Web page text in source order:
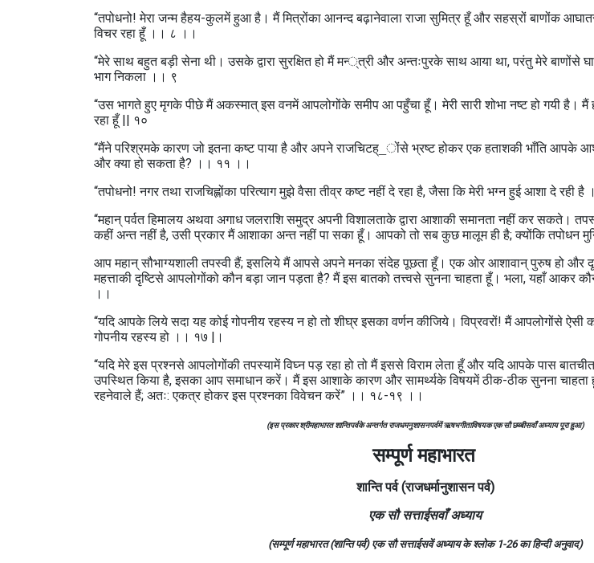
“तपोधनो! मेरा जन्म हैहय-कुलमें हुआ है। मैं मित्रोंका आनन्द बढ़ानेवाला राजा सुमित्र हूँ और सहस्रों बाणोंक
विचर रहा हूँ ।। ८ ।।
“मेरे साथ बहुत बड़ी सेना थी। उसके द्वारा सुरक्षित हो मैं मन्‍्त्री और अन्तःपुरके साथ आया था, परंतु मेरे बाणोंसे
भाग निकला ।। ९
“उस भागते हुए मृगके पीछे मैं अकस्मात्‌ इस वनमें आपलोगोंके समीप आ पहुँचा हूँ। मेरी सारी शोभा नष्ट हो गयी है। मैं
रहा हूँ || १०
“मैंने परिश्रमके कारण जो इतना कष्ट पाया है और अपने राजचिटह्_ोंसे भ्रष्ट होकर एक हताशकी भाँति आपके
और क्‍या हो सकता है? ।। ११ ।।
“तपोधनो! नगर तथा राजचिह्लोंका परित्याग मुझे वैसा तीव्र कष्ट नहीं दे रहा है, जैसा कि मेरी भग्न हुई आशा दे रही
“महान्‌ पर्वत हिमालय अथवा अगाध जलराशि समुद्र अपनी विशालताके द्वारा आशाकी समानता नहीं कर सकते।
कहीं अन्त नहीं है, उसी प्रकार मैं आशाका अन्त नहीं पा सका हूँ। आपको तो सब कुछ मालूम ही है; क्योंकि तपोधन
आप महान्‌ सौभाग्यशाली तपस्वी हैं; इसलिये मैं आपसे अपने मनका संदेह पूछता हूँ। एक ओर आशावान्‌ पुरुष हो और
महत्ताकी दृष्टिसे आपलोगोंको कौन बड़ा जान पड़ता है? मैं इस बातको तत्त्वसे सुनना चाहता हूँ। भला, यहाँ आकर
।।
“यदि आपके लिये सदा यह कोई गोपनीय रहस्य न हो तो शीघ्र इसका वर्णन कीजिये। विप्रवरों! मैं आपलोगोंसे ऐसी
गोपनीय रहस्य हो ।। १७ |।
“यदि मेरे इस प्रश्नसे आपलोगोंकी तपस्यामें विघ्न पड़ रहा हो तो मैं इससे विराम लेता हूँ और यदि आपके पास
उपस्थित किया है, इसका आप समाधान करें। मैं इस आशाके कारण और सामर्थ्यके विषयमें ठीक-ठीक सुनना
रहनेवाले हैं; अतः: एकत्र होकर इस प्रश्नका विवेचन करें” ।। १८-१९ ।।
(इस प्रकार श्रीमहाभारत शान्तिपर्वके अन्तर्गत राजधमनुशासनपर्वमें ऋषभगीताविषयक एक सौ छब्बीसवाँ अध्याय पूरा हुआ)
सम्पूर्ण महाभारत
शान्ति पर्व (राजधर्मानुशासन पर्व)
एक सौ सत्ताईसवाँ अध्याय
(सम्पूर्ण महाभारत (शान्ति पर्व) एक सौ सत्ताईसवें अध्याय के श्लोक 1-26 का हिन्दी अनुवाद)